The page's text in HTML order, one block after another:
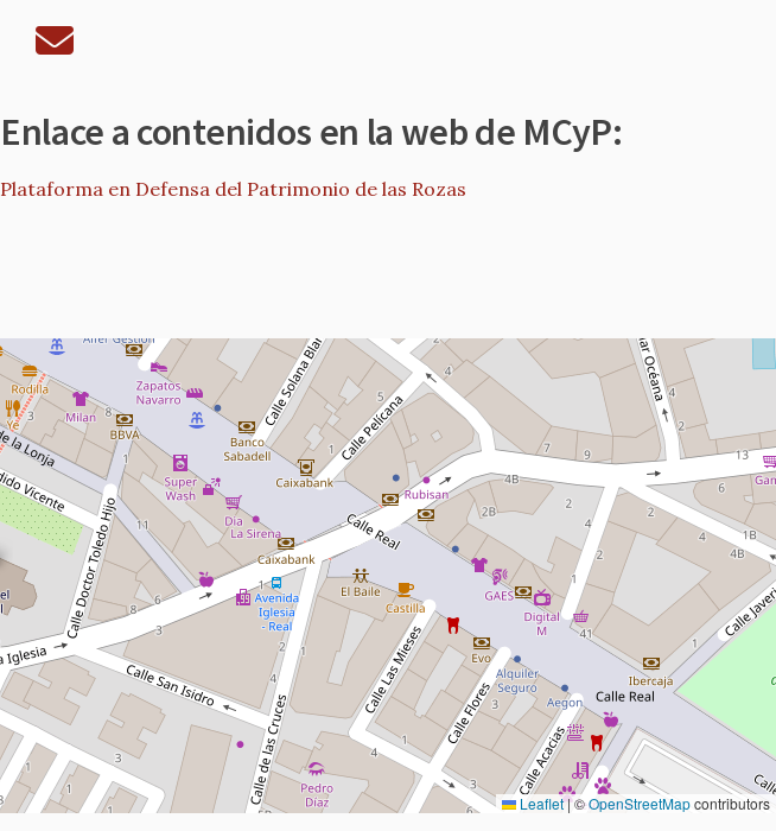
Enlace a contenidos en la web de MCyP:
Plataforma en Defensa del Patrimonio de las Rozas
Leaflet|©OpenStreetMapcontributors